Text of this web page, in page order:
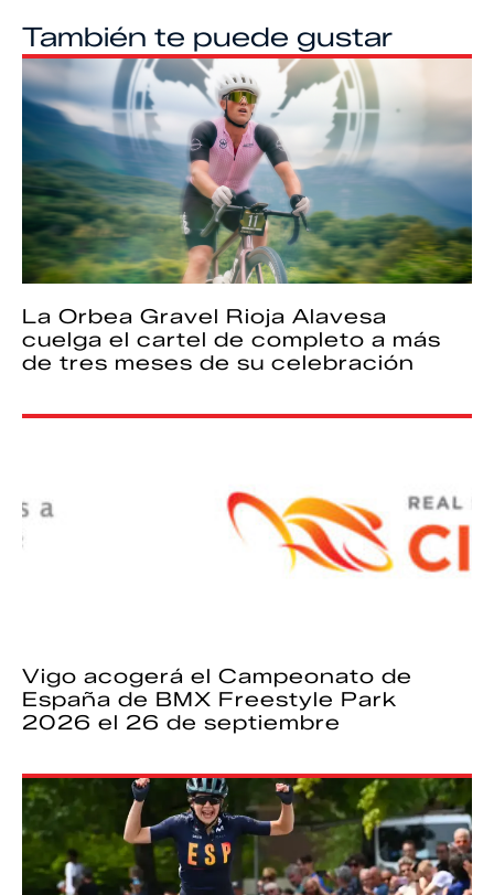
También te puede gustar
La Orbea Gravel Rioja Alavesa
cuelga el cartel de completo a más
de tres meses de su celebración
Vigo acogerá el Campeonato de
España de BMX Freestyle Park
2026 el 26 de septiembre